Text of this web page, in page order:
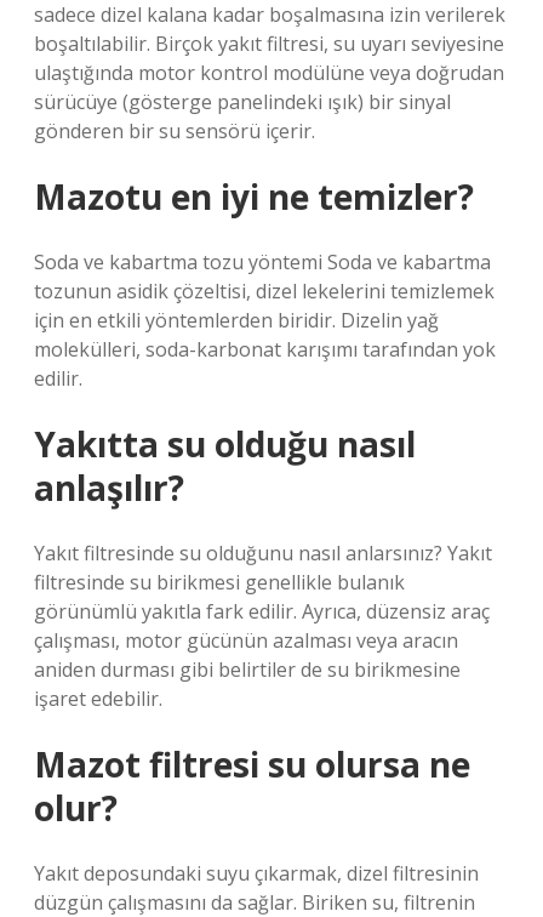
sadece dizel kalana kadar boşalmasına izin verilerek
boşaltılabilir. Birçok yakıt filtresi, su uyarı seviyesine
ulaştığında motor kontrol modülüne veya doğrudan
sürücüye (gösterge panelindeki ışık) bir sinyal
gönderen bir su sensörü içerir.
Mazotu en iyi ne temizler?
Soda ve kabartma tozu yöntemi Soda ve kabartma
tozunun asidik çözeltisi, dizel lekelerini temizlemek
için en etkili yöntemlerden biridir. Dizelin yağ
molekülleri, soda-karbonat karışımı tarafından yok
edilir.
Yakıtta su olduğu nasıl
anlaşılır?
Yakıt filtresinde su olduğunu nasıl anlarsınız? Yakıt
filtresinde su birikmesi genellikle bulanık
görünümlü yakıtla fark edilir. Ayrıca, düzensiz araç
çalışması, motor gücünün azalması veya aracın
aniden durması gibi belirtiler de su birikmesine
işaret edebilir.
Mazot filtresi su olursa ne
olur?
Yakıt deposundaki suyu çıkarmak, dizel filtresinin
düzgün çalışmasını da sağlar. Biriken su, filtrenin